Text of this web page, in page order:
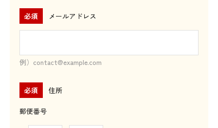
メールアドレス
必須
例）contact@example.com
住所
必須
郵便番号